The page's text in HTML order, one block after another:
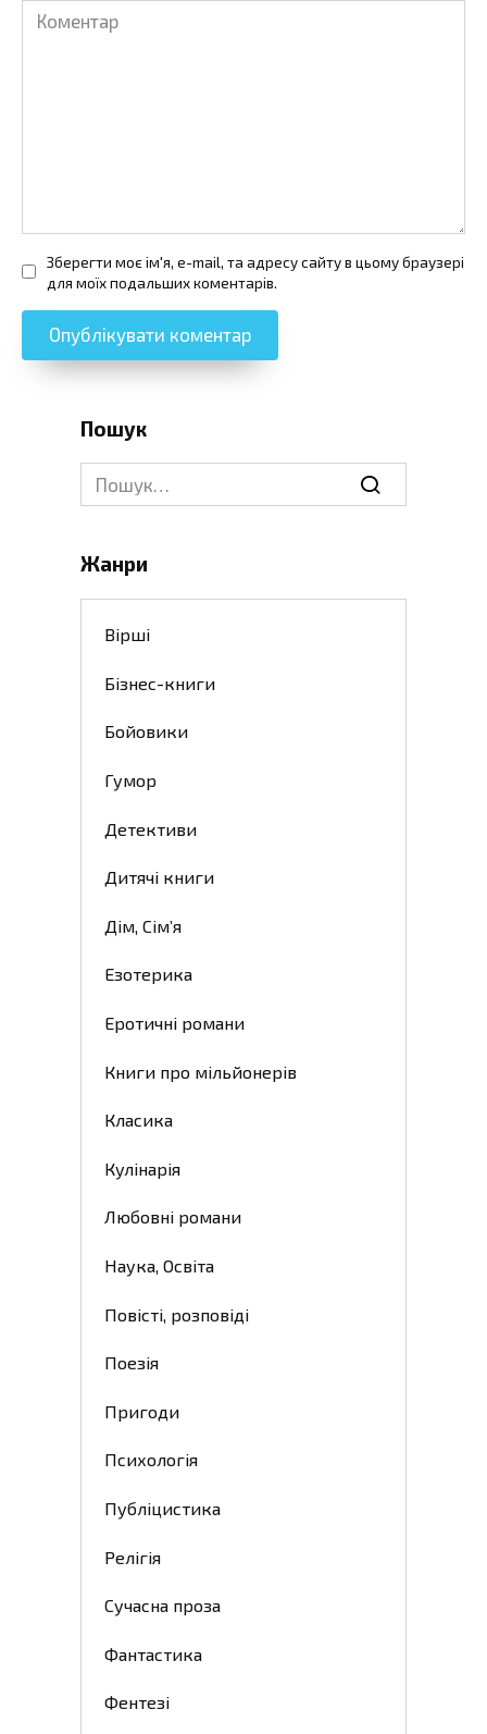
Коментар
Зберегти моє ім'я, e-mail, та адресу сайту в цьому браузері
для моїх подальших коментарів.
Пошук
Search
for:
Жанри
Вірші
Бізнес-книги
Бойовики
Гумор
Детективи
Дитячі книги
Дім, Сім’я
Езотерика
Еротичні романи
Книги про мільйонерів
Класика
Кулінарія
Любовні романи
Наука, Освіта
Повісті, розповіді
Поезія
Пригоди
Психологія
Публіцистика
Релігія
Сучасна проза
Фантастика
Фентезі